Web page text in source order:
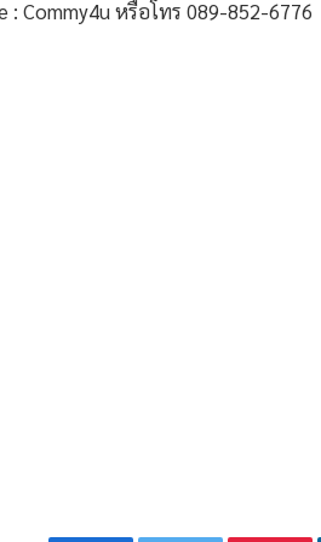
: Commy4u หรือโทร 089-852-6776